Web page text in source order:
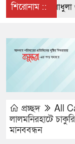
শিরোনাম ::খেলাধুলা ও
প্রচ্ছদ All
লালমনিরহাটে
মানববন্ধন